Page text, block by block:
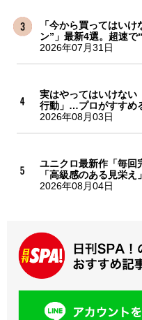
「今から買ってはい
ン”」最新4選。超速で
2026年07月31日
実はやってはいけない
行動」…プロがすすめ
2026年08月03日
ユニクロ最新作「毎回
「高級感のある見栄
2026年08月04日